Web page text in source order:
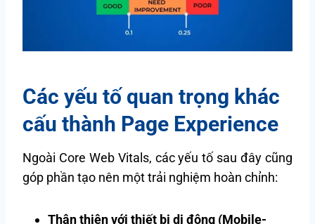
Các yếu tố quan trọng khác
cấu thành Page Experience
Ngoài Core Web Vitals, các yếu tố sau đây cũng
góp phần tạo nên một trải nghiệm hoàn chỉnh:
Thân thiện với thiết bị di động (Mobile-